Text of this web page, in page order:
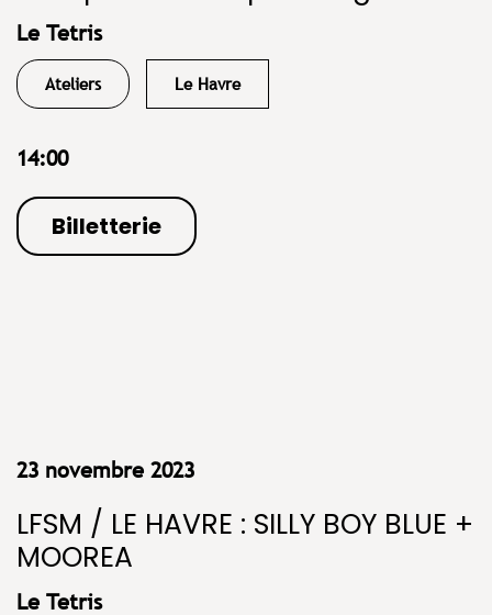
Le Tetris
Ateliers Le Havre
14:00
Billetterie
23 novembre 2023
LFSM / LE HAVRE : SILLY BOY BLUE +
MOOREA
Le Tetris